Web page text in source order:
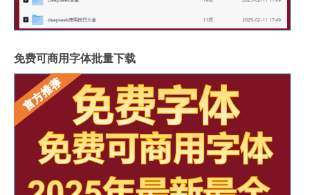
免费可商用字体批量下载